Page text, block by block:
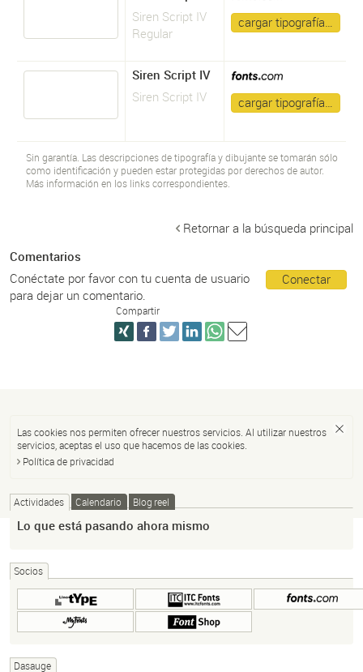
Siren Script IV
Regular
cargar tipografía…
Siren Script IV
Siren Script IV
cargar tipografía…
Sin garantía. Las descripciones de tipografía y dibujante se tomarán sólo
como identificación y pueden estar protegidas por derechos de autor.
Más información en los links correspondientes.
Retornar a la búsqueda principal
Comentarios
Conectar
Conéctate por favor con tu cuenta de usuario
para dejar un comentario.
Compartir
Las cookies nos permiten ofrecer nuestros servicios. Al utilizar nuestros
servicios, aceptas el uso que hacemos de las cookies.
Política de privacidad
Actividades Calendario Blog reel
Lo que está pasando ahora mismo
Socios
Dasauge